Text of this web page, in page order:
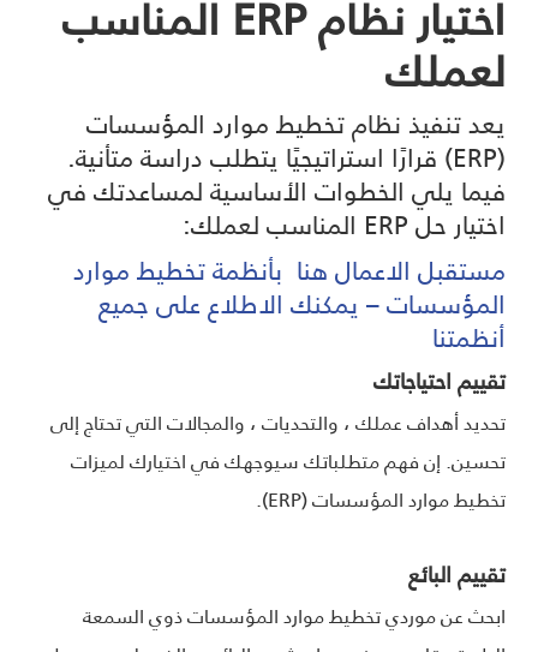
اختيار نظام ERP المناسب
لعملك
يعد تنفيذ نظام تخطيط موارد المؤسسات
(ERP) قرارًا استراتيجيًا يتطلب دراسة متأنية.
فيما يلي الخطوات الأساسية لمساعدتك في
اختيار حل ERP المناسب لعملك:
مستقبل الاعمال هنا بأنظمة تخطيط موارد
المؤسسات – يمكنك الاطلاع على جميع
أنظمتنا
تقييم احتياجاتك
تحديد أهداف عملك ، والتحديات ، والمجالات التي تحتاج إلى
تحسين. إن فهم متطلباتك سيوجهك في اختيارك لميزات
تخطيط موارد المؤسسات (ERP).
تقييم البائع
ابحث عن موردي تخطيط موارد المؤسسات ذوي السمعة